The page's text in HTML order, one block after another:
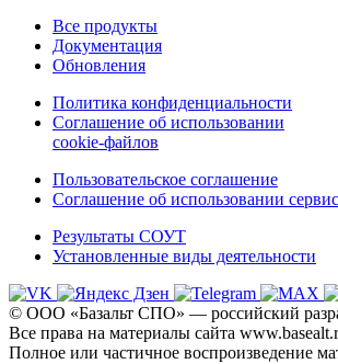
Все продукты
Документация
Обновления
Политика конфиденциальности
Соглашение об использовании
cookie-файлов
Пользовательское соглашение
Соглашение об использовании
Результаты СОУТ
Установленные виды деятельности
© ООО «Базальт СПО» — российский
Все права на материалы сайта
Полное или частичное воспроизведение